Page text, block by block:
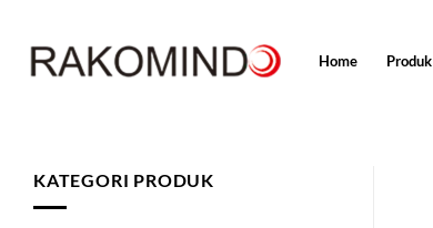
content
Home Produk
KATEGORI PRODUK